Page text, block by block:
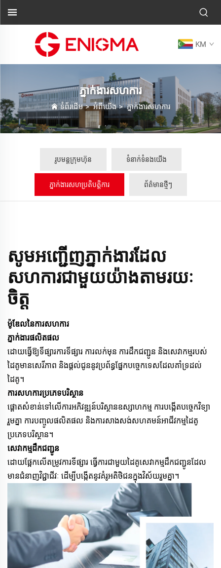
KM
ភ្នាក់ងារសហការ
ទំព័រដើម>អំពីយើង>ភ្នាក់ងារសហការ
រូបមន្តក្រុមហ៊ុន ទំនាក់ទំនងយើង
ភ្នាក់ងារសហប្រតិបត្តិការ ព័ត៌មានថ្មីៗ
សូមអញ្ជើញភ្នាក់ងារដែល
សហការជាមួយយ៉ាងតាមរយៈ
ចិត្ត
ម៉ូឌែលនៃការសហការ
ភ្នាក់ងារផលិតផល
ដោយធ្វើឱ្យទីផ្សារការទីផ្សារ ការលក់មុន​ ការដឹកជញ្ជូន និងសេវាកម្មរបស់
ដៃគូមានសេរីភាព និងផ្តល់ជូននូវប្រព័ន្ធផ្នែកបច្ចេកទេសដែលគាំទ្រដល់
ដៃគូ។
ការសហការប្រភេទបរិស្ថាន
ផ្តោតសំខាន់ទៅលើការអភិវឌ្ឍន៍បរិស្ថានឧស្សាហកម្ម ការបង្កើតបច្ចេកវិទ្យា
រួមគ្នា ការបញ្ចូលផលិតផល និងការសាងសង់សហគមន៍អាជីវកម្មដៃគូ
ប្រភេទបរិស្ថាន។
សេវាកម្មដឹកជញ្ជូន
ដោយផ្អែកលើតម្រូវការទីផ្សារ ធ្វើការជាមួយដៃគូសេវាកម្មដឹកជញ្ជូនដែល
មានជំនាញវិជ្ជាជីវៈ ដើម្បីបង្កើតនូវគំរូអតិថិជនក្នុងវិស័យរួមគ្នា។